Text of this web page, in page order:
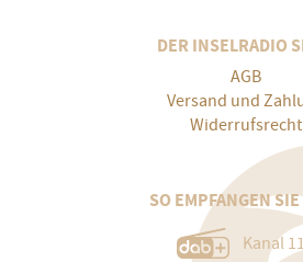
DER INSELRADIO
AGB
Versand und
Widerrufsrecht
SO EMPFANGEN
Kanal